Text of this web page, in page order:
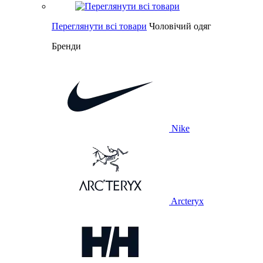
Переглянути всі товари Чоловічий одяг
Бренди
Nike
Arcteryx